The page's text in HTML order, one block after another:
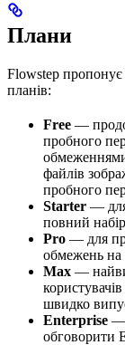
Плани
Flowstep пропонує
планів:
Free —
пробного
файлів
пробного
Starter — для
повний
Pro — для
обмежень на
Max —
швидко
Enterprise —
обговорити